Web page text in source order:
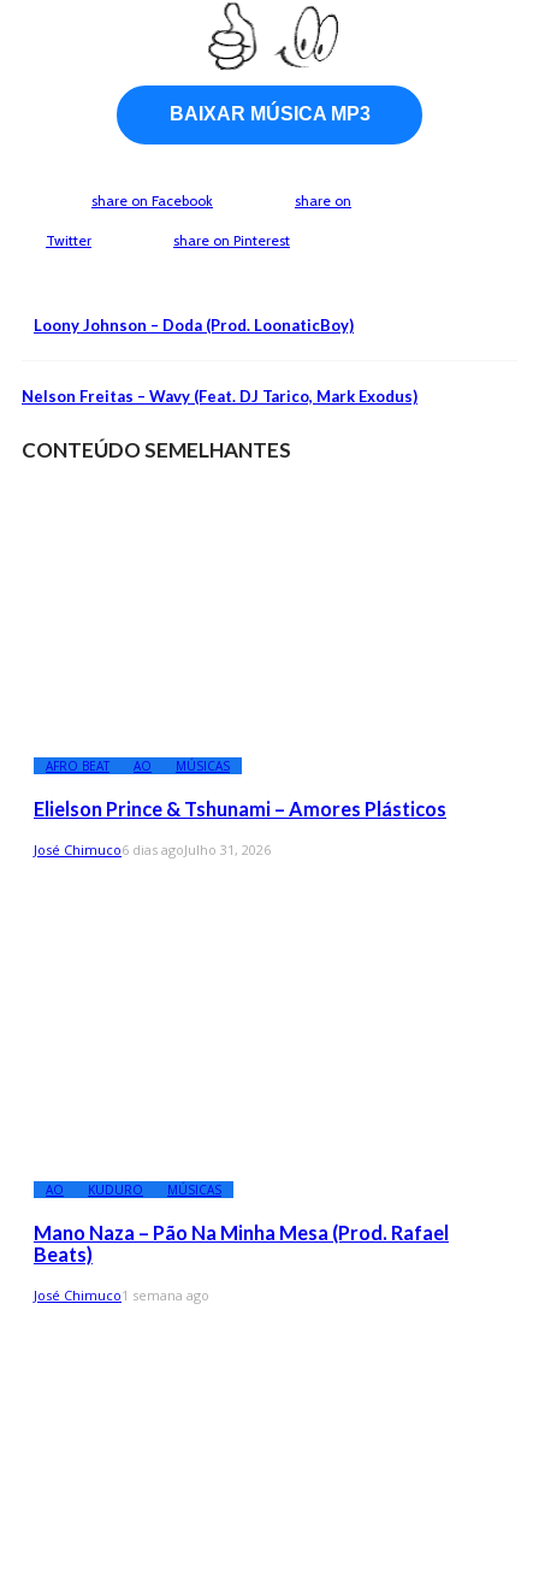
BAIXAR MÚSICA MP3
share on Facebook share on
Twitter share on Pinterest
Loony Johnson – Doda (Prod. LoonaticBoy)
Nelson Freitas – Wavy (Feat. DJ Tarico, Mark Exodus)
CONTEÚDO SEMELHANTES
AFRO BEAT AO MÚSICAS
Elielson Prince & Tshunami – Amores Plásticos
José Chimuco6 dias agoJulho 31, 2026
AO KUDURO MÚSICAS
Mano Naza – Pão Na Minha Mesa (Prod. Rafael
Beats)
José Chimuco1 semana ago